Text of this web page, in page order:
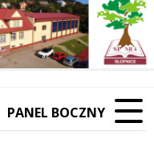
PANEL BOCZNY